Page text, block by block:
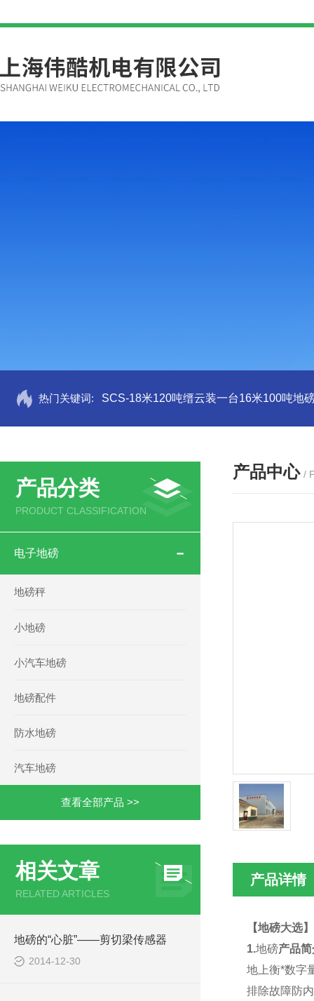
热门关键词: SCS-18米120吨缙云装一台16米100吨地
产品分类
PRODUCT CLASSIFICATION
电子地磅
地磅秤
小地磅
小汽车地磅
地磅配件
防水地磅
汽车地磅
查看全部产品 >>
相关文章
RELATED ARTICLES
地磅的“心脏”——剪切梁传感器
2014-12-30
产品中心 /
产品详情
【地磅大选
1.地磅产品
地上衡*数字
排除故障防